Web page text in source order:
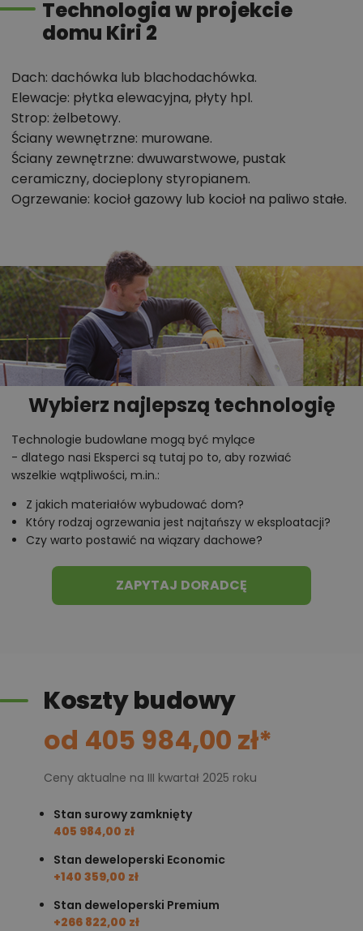
Szerokie, wygodne schody prowadzą na poddasze
gdzie znajdują się 3 sypialnie. Największa z nich
funkcjonalną poddasza dopełnia wspólna łazienka i
pralnia.
Projekt Kiri 2 jest idealną propozycją dla 4-5-
osobowej rodziny, która ceni elegancki, nowoczesny
wygląd budynku i jego wyrafinowaną stylistykę.
Chcesz uzyskać więcej informacji o tym
polecane przez architekta zmiany,
możliwości wprowadzania modyfikacji,
projekty podobne - o zbliżonym układzie lub
parametrach,
optymalizacja kosztów budowy domu według
tego projektu,
informacje szczegółowe - np. wymiary
Zadzwoń52 384 49 90
Technologia w projekcie
domu Kiri 2
Dach: dachówka lub blachodachówka.
Elewacje: płytka elewacyjna, płyty hpl.
Strop: żelbetowy.
Ściany wewnętrzne: murowane.
Ściany zewnętrzne: dwuwarstwowe, pustak
ceramiczny, docieplony styropianem.
Ogrzewanie: kocioł gazowy lub kocioł na paliwo stałe.
Wybierz najlepszą technologię
Technologie budowlane mogą być mylące
- dlatego nasi Eksperci są tutaj po to, aby rozwiać
wszelkie wątpliwości, m.in.:
Z jakich materiałów wybudować dom?
Który rodzaj ogrzewania jest najtańszy w eksploatacji?
Czy warto postawić na wiązary dachowe?
ZAPYTAJ DORADCĘ
Koszty budowy
od 405 984,00 zł*
Ceny aktualne na III kwartał 2025 roku
Stan surowy zamknięty
405 984,00 zł
Stan deweloperski Economic
+140 359,00 zł
Stan deweloperski Premium
+266 822,00 zł